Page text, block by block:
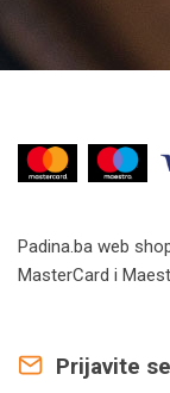
Padina.ba web
MasterCard i
Prijavite